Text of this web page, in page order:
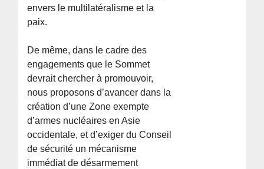
envers le multilatéralisme et la
paix.
De même, dans le cadre des
engagements que le Sommet
devrait chercher à promouvoir,
nous proposons d’avancer dans la
création d’une Zone exempte
d’armes nucléaires en Asie
occidentale, et d’exiger du Conseil
de sécurité un mécanisme
immédiat de désarmement